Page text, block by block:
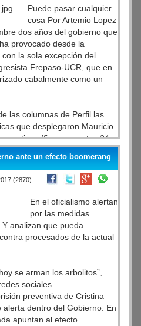
Puede pasar cualquier
cosa Por Artemio Lopez
dos años del gobierno que
provocado desde la
la sola excepción del
Frepaso-UCR, que en
cabalmente como un
las columnas de Perfil las
que desplegaron Mauricio
officers en estos 24
como nota de color, el
económico y ex columnista
acaba de anunciar
nivel del PBI que el existente
ante un efecto boomerang
(2870)
En el oficialismo alertan
por las medidas
analizan que pueda
procesados de la actual
se arman los arbolitos”,
sociales.
preventiva de Cristina
dentro del Gobierno. En
apuntan al efecto